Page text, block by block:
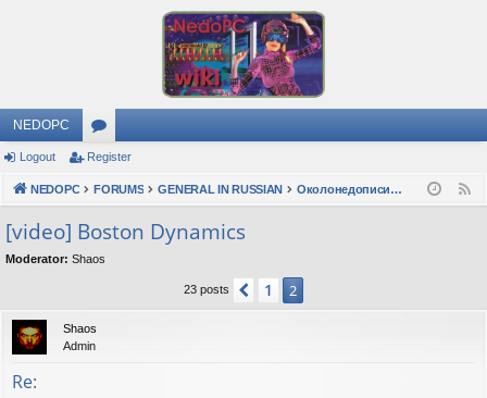
NEDOPC
or
u
s
Logout Register
NEDOPC FORUMS GENERAL IN RUSSIAN Околонедописишности
[video] Boston Dynamics
Moderator: Shaos
23 posts Previous
1 2
Shaos
Admin
Re: